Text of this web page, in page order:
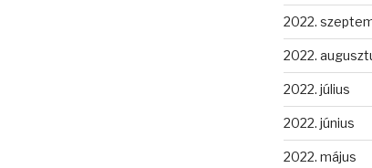
2022.
2022.
2022. július
2022. június
2022. május